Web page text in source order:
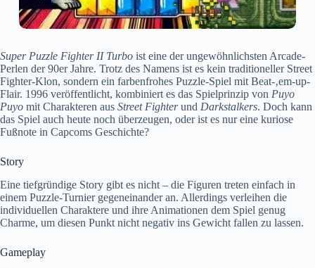
Super Puzzle Fighter II Turbo ist eine der ungewöhnlichsten Arcade-
Perlen der 90er Jahre. Trotz des Namens ist es kein traditioneller Street
Fighter-Klon, sondern ein farbenfrohes Puzzle-Spiel mit Beat-‚em-up-
Flair. 1996 veröffentlicht, kombiniert es das Spielprinzip von Puyo
Puyo mit Charakteren aus Street Fighterund Darkstalkers. Doch kann
das Spiel auch heute noch überzeugen, oder ist es nur eine kuriose
Fußnote in Capcoms Geschichte?
Story
Eine tiefgründige Story gibt es nicht – die Figuren treten einfach in
einem Puzzle-Turnier gegeneinander an. Allerdings verleihen die
individuellen Charaktere und ihre Animationen dem Spiel genug
Charme, um diesen Punkt nicht negativ ins Gewicht fallen zu lassen.
Gameplay